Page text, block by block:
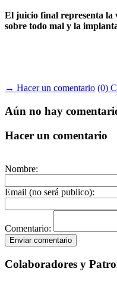
El juicio final representa la
sobre todo mal y la
→ Hacer un comentario (0)
Aún no hay
Hacer un comentario
Nombre:
Email (no será publico):
Comentario:
Colaboradores y